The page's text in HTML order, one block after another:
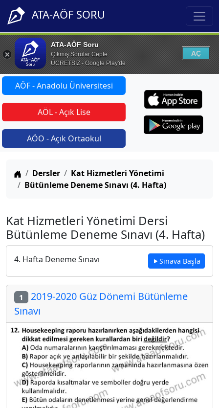
ATA-AÖF SORU
ATA-AÖF Soru
Çıkmış Sorular Cepte
ÜCRETSİZ - Google Play'de
AÇ
AÖF - Anadolu Üniversitesi
AÖL - Açık Lise
AÖO - Açık Ortaokul
Anasayfa
Dersler
Kat Hizmetleri Yönetimi
Bütünleme Deneme Sınavı (4. Hafta)
Kat Hizmetleri Yönetimi Dersi
Bütünleme Deneme Sınavı (4. Hafta)
4. Hafta Deneme Sınavı Sınava Başla
1 2019-2020 Güz Dönemi Bütünleme
Sınavı